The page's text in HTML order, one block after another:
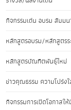
กิจกรรมเด่น อบรม สัมมน
หลักสูตรอบรม/หลักสูตร
หลักสูตรบัณฑิตพันธุ์ใหม่
ข่าวคุณธรรม ความโปร่ง
กิจกรรมการเปิดโอกาสใ